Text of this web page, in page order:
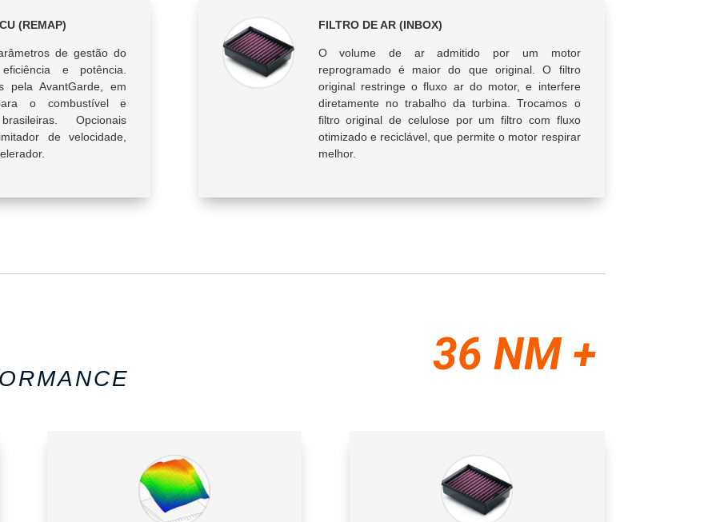
(REMAP)
de gestão do
e potência.
pela AvantGarde, em
o combustível e
Opcionais
de velocidade,
FILTRO DE AR (INBOX)
O volume de ar admitido por um motor
reprogramado é maior do que original. O filtro
original restringe o fluxo ar do motor, e interfere
diretamente no trabalho da turbina. Trocamos o
filtro original de celulose por um filtro com fluxo
otimizado e reciclável, que permite o motor respirar
melhor.
36 NM +